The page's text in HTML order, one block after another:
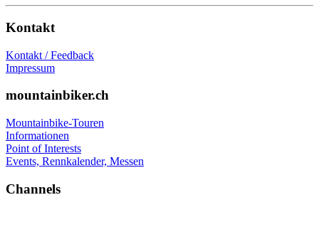
Kontakt
Kontakt / Feedback
Impressum
mountainbiker.ch
Mountainbike-Touren
Informationen
Point of Interests
Events, Rennkalender, Messen
Channels